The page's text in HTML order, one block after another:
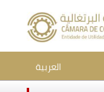
العربية